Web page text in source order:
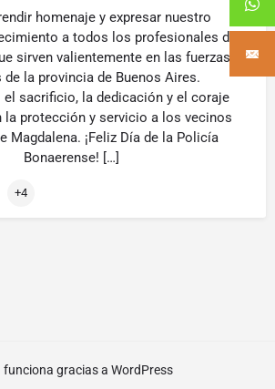
homenaje y expresar nuestro
a todos los profesionales de
sirven valientemente en las fuerzas
la provincia de Buenos Aires.
el sacrificio, la dedicación y el coraje
la protección y servicio a los vecinos
Magdalena. ¡Feliz Día de la Policía
Bonaerense! […]
+4
funciona gracias a WordPress